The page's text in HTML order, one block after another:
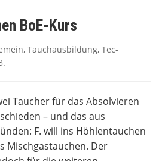
BoE-Kurs
, Tauchausbildung, Tec-
.
Taucher für das Absolvieren
– und das aus
F. will ins Höhlentauchen
Mischgastauchen. Der